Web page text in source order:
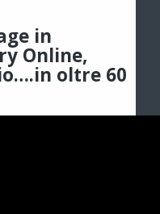
in
Online,
oltre 60